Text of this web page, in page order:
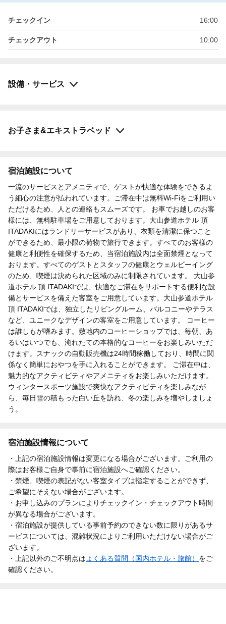
チェックイン 16:00
チェックアウト 10:00
設備・サービス
お子さま&エキストラベッド
宿泊施設について
一流のサービスとアメニティで、ゲストが快適な体験をできるよ
う細心の注意が払われています。ご滞在中は無料Wi-Fiをご利用い
ただけるため、人との連絡もスムーズです。 お車でお越しのお客
様には、無料駐車場をご用意しております。大山参道ホテル 頂
ITADAKIにはランドリーサービスがあり、衣類を清潔に保つこと
ができるため、最小限の荷物で旅行できます。すべてのお客様の
健康と利便性を確保するため、当宿泊施設内は全面禁煙となって
おります。すべてのゲストとスタッフの健康とウェルビーイング
のため、喫煙は決められた区域のみに制限されています。 大山参
道ホテル 頂 ITADAKIでは、快適なご滞在をサポートする便利な設
備とサービスを備えた客室をご用意しています。大山参道ホテル
頂 ITADAKIでは、独立したリビングルーム、バルコニーやテラス
など、ユニークなデザインの客室をご用意しています。 コーヒー
は誰しもが嗜みます。敷地内のコーヒーショップでは、毎朝、あ
るいはいつでも、淹れたての本格的なコーヒーをお楽しみいただ
けます。スナックの自動販売機は24時間稼働しており、時間に関
係なく簡単におやつを手に入れることができます。 ご滞在中は、
魅力的なアクティビティやアメニティをお楽しみいただけます。
ウィンタースポーツ施設で爽快なアクティビティを楽しみなが
ら、毎日雪の積もった白い丘を訪れ、冬の楽しみを増やしましょ
う。
宿泊施設情報について
・上記の宿泊施設情報は変更になる場合がございます。ご利用の
際はお客様ご自身で事前に宿泊施設へご確認ください。
・禁煙、喫煙の表記がない客室タイプは指定することができず、
ご希望にそえない場合がございます。
・お申し込みのプランによりチェックイン・チェックアウト時間
が異なる場合がございます。
・宿泊施設が提供している事前予約のできない数に限りがあるサ
ービスについては、混雑状況によりご利用いただけない場合がご
ざいます。
・上記以外のご不明点はよくある質問（国内ホテル・旅館） をご
確認ください。